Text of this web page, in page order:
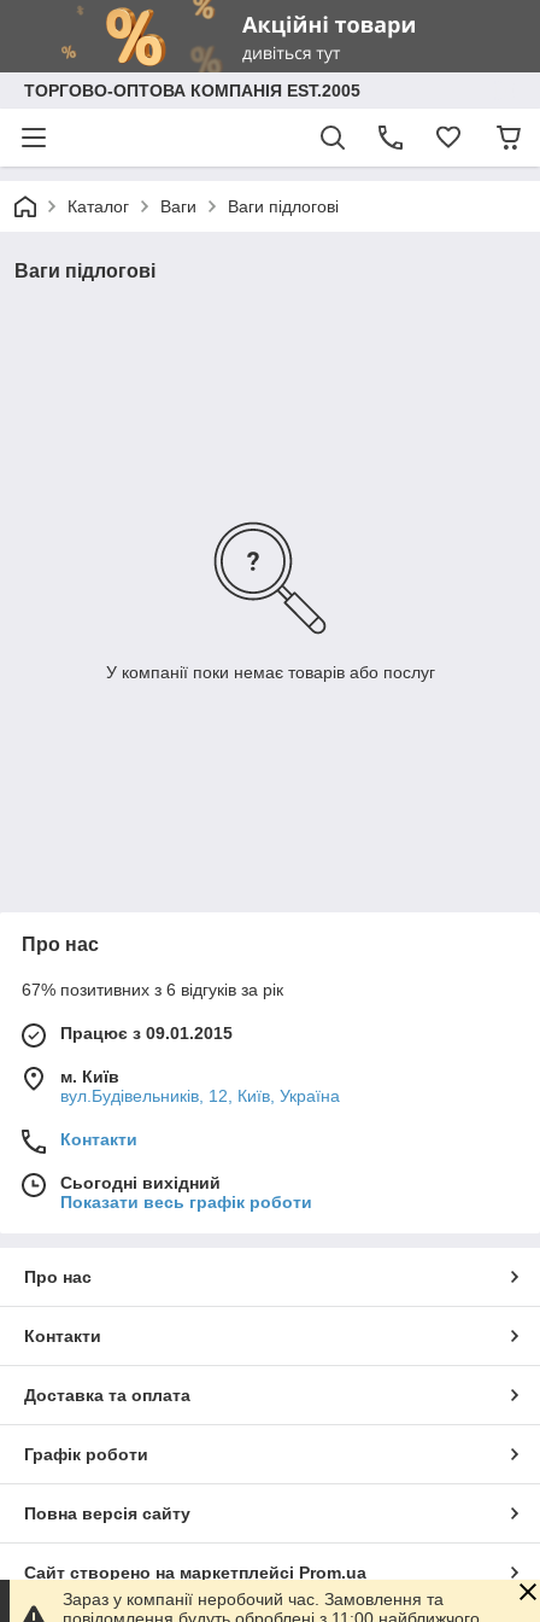
ТОРГОВО-ОПТОВА КОМПАНІЯ EST.2005
Каталог Ваги Ваги підлогові
Ваги підлогові
У компанії поки немає товарів або послуг
Про нас
67% позитивних з 6 відгуків за рік
Працює з 09.01.2015
м. Київ
вул.Будівельників, 12, Київ, Україна
Контакти
Сьогодні вихідний
Показати весь графік роботи
Про нас
Контакти
Доставка та оплата
Графік роботи
Повна версія сайту
Сайт створено на маркетплейсі Prom.ua
Зараз у компанії неробочий час. Замовлення та